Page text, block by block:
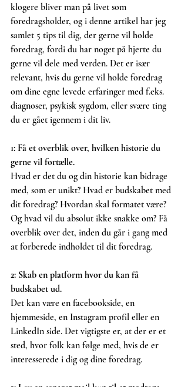
klogere bliver man på livet som
foredragsholder, og i denne artikel har jeg
samlet 5 tips til dig, der gerne vil holde
foredrag, fordi du har noget på hjerte du
gerne vil dele med verden. Det er især
relevant, hvis du gerne vil holde foredrag
om dine egne levede erfaringer med f.eks.
diagnoser, psykisk sygdom, eller svære ting
du er gået igennem i dit liv.
1: Få et overblik over, hvilken historie du
gerne vil fortælle.
Hvad er det du og din historie kan bidrage
med, som er unikt? Hvad er budskabet med
dit foredrag? Hvordan skal formatet være?
Og hvad vil du absolut ikke snakke om? Få
overblik over det, inden du går i gang med
at forberede indholdet til dit foredrag.
2: Skab en platform hvor du kan få
budskabet ud.
Det kan være en facebookside, en
hjemmeside, en Instagram profil eller en
LinkedIn side. Det vigtigste er, at der er et
sted, hvor folk kan følge med, hvis de er
interesserede i dig og dine foredrag.